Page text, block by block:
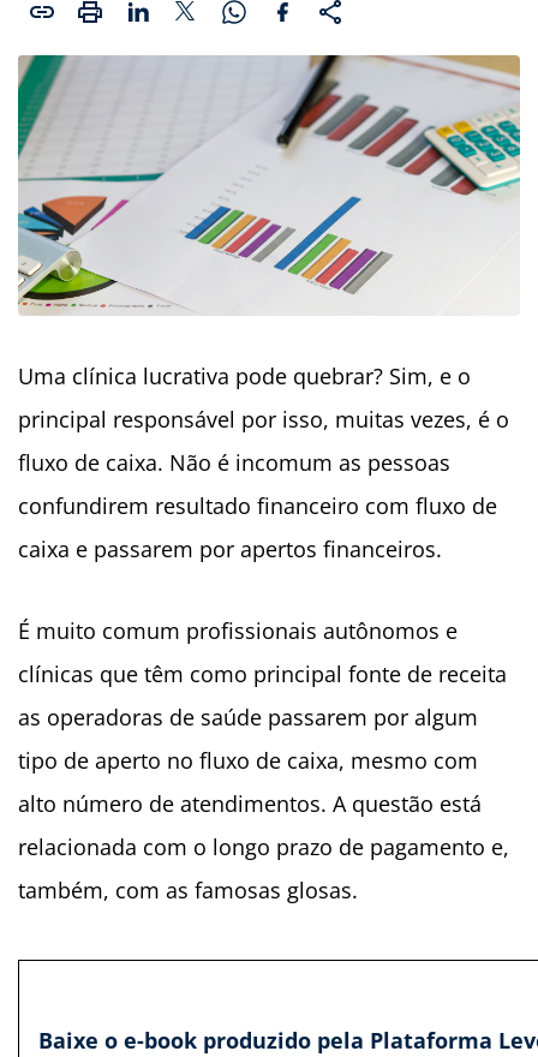
Uma clínica lucrativa pode quebrar? Sim, e o
principal responsável por isso, muitas vezes, é o
fluxo de caixa. Não é incomum as pessoas
confundirem resultado financeiro com fluxo de
caixa e passarem por apertos financeiros.
É muito comum profissionais autônomos e
clínicas que têm como principal fonte de receita
as operadoras de saúde passarem por algum
tipo de aperto no fluxo de caixa, mesmo com
alto número de atendimentos. A questão está
relacionada com o longo prazo de pagamento e,
também, com as famosas glosas.
Baixe o e-book produzido pela Plataforma